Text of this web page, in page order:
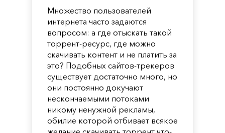
Множество пользователей
интернета часто задаются
вопросом: а где отыскать такой
торрент-ресурс, где можно
скачивать контент и не платить за
это? Подобных сайтов-трекеров
существует достаточно много, но
они постоянно докучают
нескончаемыми потоками
никому ненужной рекламы,
обилие которой отбивает всякое